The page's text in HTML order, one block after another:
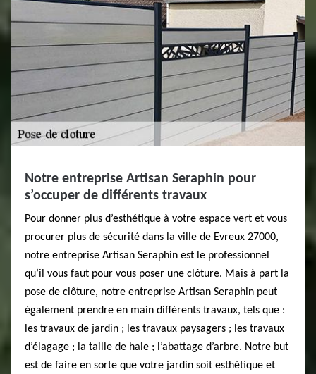
Notre entreprise Artisan Seraphin pour
s’occuper de différents travaux
Pour donner plus d’esthétique à votre espace vert et vous
procurer plus de sécurité dans la ville de Evreux 27000,
notre entreprise Artisan Seraphin est le professionnel
qu’il vous faut pour vous poser une clôture. Mais à part la
pose de clôture, notre entreprise Artisan Seraphin peut
également prendre en main différents travaux, tels que :
les travaux de jardin ; les travaux paysagers ; les travaux
d’élagage ; la taille de haie ; l’abattage d’arbre. Notre but
est de faire en sorte que votre jardin soit esthétique et